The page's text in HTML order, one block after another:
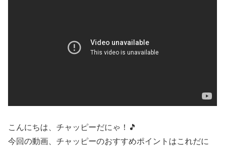
こんにちは、チャッピーだにゃ！🎵
今回の動画、チャッピーのおすすめポイントはこれだに